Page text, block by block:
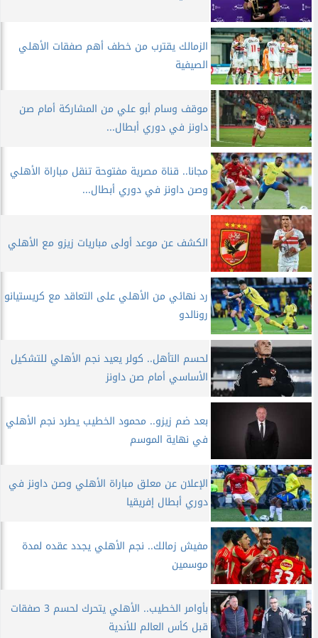
الزمالك يقترب من خطف أهم صفقات الأهلي
الصيفية
موقف وسام أبو علي من المشاركة أمام صن
داونز في دوري أبطال...
مجانا.. قناة مصرية مفتوحة تنقل مباراة الأهلي
وصن داونز في دوري أبطال...
الكشف عن موعد أولى مباريات زيزو مع الأهلي
رد نهائي من الأهلي على التعاقد مع كريستيانو
رونالدو
لحسم التأهل.. كولر يعيد نجم الأهلي للتشكيل
الأساسي أمام صن داونز
بعد ضم زيزو.. محمود الخطيب يطرد نجم الأهلي
في نهاية الموسم
الإعلان عن معلق مباراة الأهلي وصن داونز في
دوري أبطال إفريقيا
مفيش زمالك.. نجم الأهلي يجدد عقده لمدة
موسمين
بأوامر الخطيب.. الأهلي يتحرك لحسم 3 صفقات
قبل كأس العالم للأندية